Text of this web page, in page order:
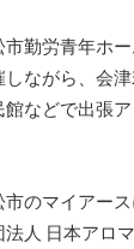
勤労青年ホ
しながら、会
などで出張
のマイアー
人 日本アロ